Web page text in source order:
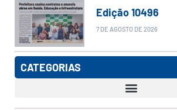
Edição 10496
7 DE AGOSTO DE 2026
CATEGORIAS